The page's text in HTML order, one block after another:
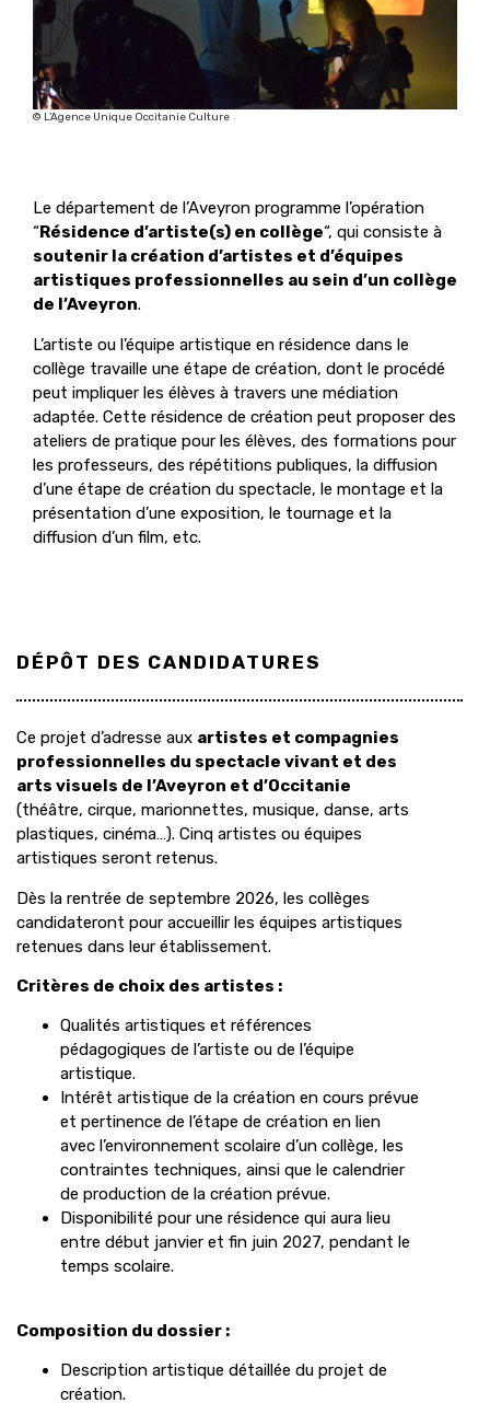
© L'Agence Unique Occitanie Culture
Le département de l’Aveyron programme l’opération
“Résidence d’artiste(s) en collège“, qui consiste à
soutenir la création d’artistes et d’équipes
artistiques professionnelles au sein d’un collège
de l’Aveyron.
L’artiste ou l’équipe artistique en résidence dans le
collège travaille une étape de création, dont le procédé
peut impliquer les élèves à travers une médiation
adaptée. Cette résidence de création peut proposer des
ateliers de pratique pour les élèves, des formations pour
les professeurs, des répétitions publiques, la diffusion
d’une étape de création du spectacle, le montage et la
présentation d’une exposition, le tournage et la
diffusion d’un film, etc.
DÉPÔT DES CANDIDATURES
Ce projet d’adresse aux artistes et compagnies
professionnelles du spectacle vivant et des
arts visuels de l’Aveyron et d’Occitanie
(théâtre, cirque, marionnettes, musique, danse, arts
plastiques, cinéma…). Cinq artistes ou équipes
artistiques seront retenus.
Dès la rentrée de septembre 2026, les collèges
candidateront pour accueillir les équipes artistiques
retenues dans leur établissement.
Critères de choix des artistes :
Qualités artistiques et références
pédagogiques de l’artiste ou de l’équipe
artistique.
Intérêt artistique de la création en cours prévue
et pertinence de l’étape de création en lien
avec l’environnement scolaire d’un collège, les
contraintes techniques, ainsi que le calendrier
de production de la création prévue.
Disponibilité pour une résidence qui aura lieu
entre début janvier et fin juin 2027, pendant le
temps scolaire.
Composition du dossier :
Description artistique détaillée du projet de
création.